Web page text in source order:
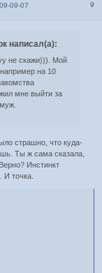
9
09-07
написал(а):
не скажи))). Мой
на 10
мне выйти за
страшно, что куда-
Ты ж сама сказала,
Инстинкт
И точка.